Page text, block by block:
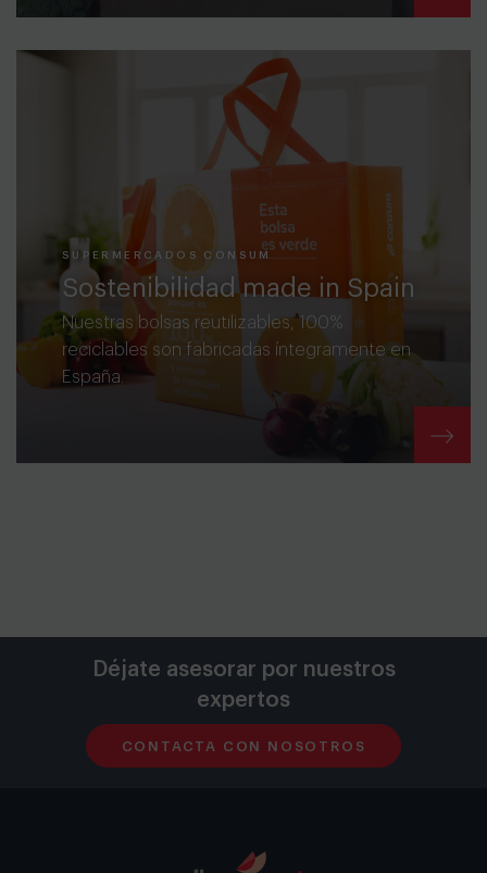
SUPERMERCADOS CONSUM
Sostenibilidad made in Spain
Nuestras bolsas reutilizables, 100%
reciclables son fabricadas íntegramente en
España.
Déjate asesorar por nuestros
expertos
CONTACTA CON NOSOTROS